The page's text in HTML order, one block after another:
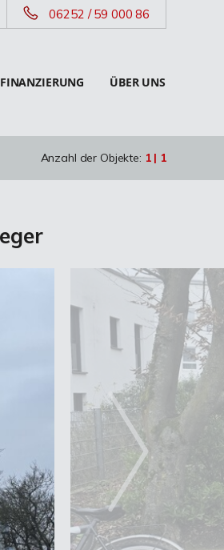
06252 / 59 000 86
FINANZIERUNG ÜBER UNS
Anzahl der Objekte: 1 | 1